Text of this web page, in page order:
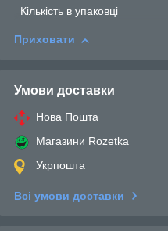
Кількість в упаковці
Приховати
Умови доставки
Нова Пошта
Магазини Rozetka
Укрпошта
Всі умови доставки